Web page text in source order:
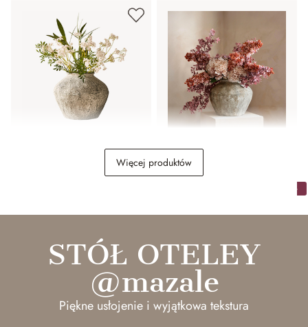
Morze kwiatów w
Więcej produktów
STÓŁ OTELEY
@mazale
Piękne usłojenie i wyjątkowa tekstura